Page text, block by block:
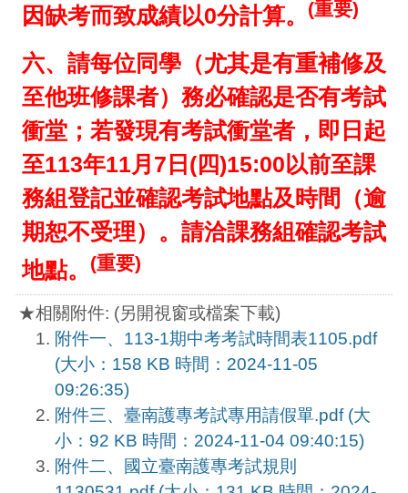
因缺考而致成績以0分計算。
(重要)
六、請每位同學（尤其是有重補修及
至他班修課者）務必確認是否有考試
衝堂；若發現有考試衝堂者，即日起
至113年11月7日(四)15:00以前至課
務組登記並確認考試地點及時間（逾
期恕不受理）。請洽課務組確認考試
地點。
(重要)
★相關附件: (另開視窗或檔案下載)
附件一、113-1期中考考試時間表1105.pdf
(大小：158 KB 時間：2024-11-05
09:26:35)
附件三、臺南護專考試專用請假單.pdf (大
小：92 KB 時間：2024-11-04 09:40:15)
附件二、國立臺南護專考試規則